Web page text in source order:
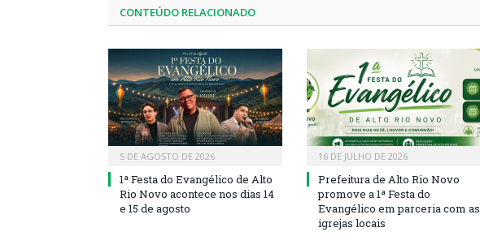
CONTEÚDO RELACIONADO
5 DE AGOSTO DE 2026
1ª Festa do Evangélico de Alto
Rio Novo acontece nos dias 14
e 15 de agosto
16 DE JULHO DE 2026
Prefeitura de Alto Rio Novo
promove a 1ª Festa do
Evangélico em parceria com as
igrejas locais